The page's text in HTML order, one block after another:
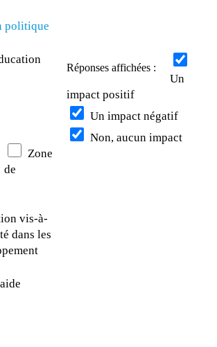
politique
Zone
de
vis-à-
dans les
Réponses affichées :
Un
impact positif
Un impact négatif
Non, aucun impact